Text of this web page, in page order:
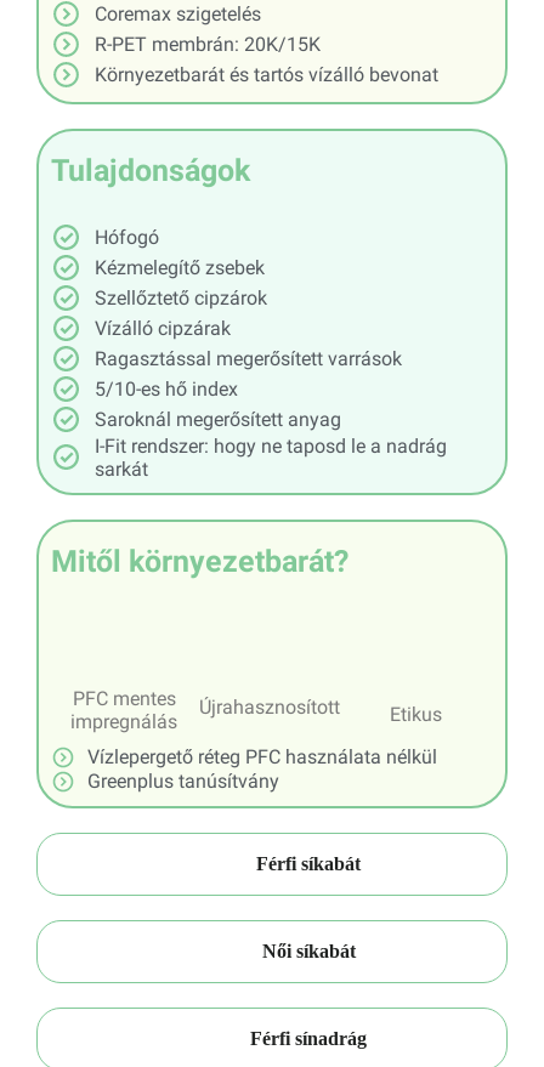
Coremax szigetelés
R-PET membrán: 20K/15K
Környezetbarát és tartós vízálló bevonat
Tulajdonságok
Hófogó
Kézmelegítő zsebek
Szellőztető cipzárok
Vízálló cipzárak
Ragasztással megerősített varrások
5/10-es hő index
Saroknál megerősített anyag
I-Fit rendszer: hogy ne taposd le a nadrág
sarkát
Mitől környezetbarát?
PFC mentes
impregnálás
Újrahasznosított
Etikus
Vízlepergető réteg PFC használata nélkül
Greenplus tanúsítvány
Férfi síkabát
Női síkabát
Férfi sínadrág